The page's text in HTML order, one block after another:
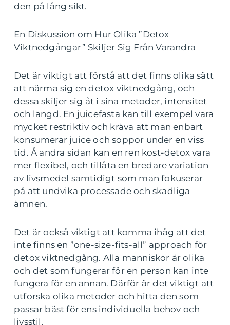
den på lång sikt.
En Diskussion om Hur Olika ”Detox
Viktnedgångar” Skiljer Sig Från Varandra
Det är viktigt att förstå att det finns olika sätt
att närma sig en detox viktnedgång, och
dessa skiljer sig åt i sina metoder, intensitet
och längd. En juicefasta kan till exempel vara
mycket restriktiv och kräva att man enbart
konsumerar juice och soppor under en viss
tid. Å andra sidan kan en ren kost-detox vara
mer flexibel, och tillåta en bredare variation
av livsmedel samtidigt som man fokuserar
på att undvika processade och skadliga
ämnen.
Det är också viktigt att komma ihåg att det
inte finns en ”one-size-fits-all” approach för
detox viktnedgång. Alla människor är olika
och det som fungerar för en person kan inte
fungera för en annan. Därför är det viktigt att
utforska olika metoder och hitta den som
passar bäst för ens individuella behov och
livsstil.